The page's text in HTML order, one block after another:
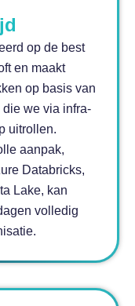
op de best
en maakt
op basis van
we via infra-
uitrollen.
aanpak,
Databricks,
Lake, kan
volledig